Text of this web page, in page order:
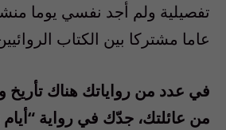
تفصيلية ولم أجد نفسي يوما
عاما مشتركا بين الكتاب
في عدد من رواياتك هناك
من عائلتك، جدّك في رواية “أيام